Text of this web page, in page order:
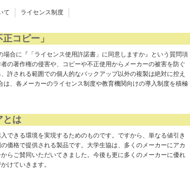
て ライセンス制度
コピー」
合に『「ライセンス使用許諾書」に同意しますか』という質問項
の著作権の侵害や、コピーや不正使用からメーカーの被害を防ぐ
許される範囲での個人的なバックアップ以外の複製は絶対に控え
、各メーカーのライセンス制度や教育機関向けの導入制度を積極
とは
できる環境を実現するためのものです。ですから、単なる値引き
価格で提供される製品です。大学生協は、多くのメーカーにアカ
らご賛同いただいてきました。今後も更に多くのメーカーに優れ
けていきます。